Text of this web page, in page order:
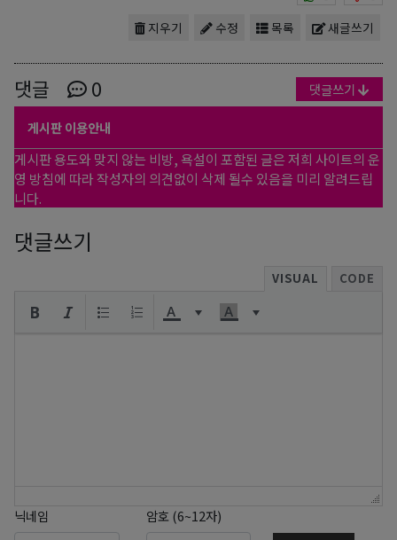
새글쓰기
목록
수정
지우기
댓글 0 댓글쓰기
게시판 이용안내
게시판 용도와 맞지 않는 비방, 욕설이 포함된 글은 저희 사이트의 운
영 방침에 따라 작성자의 의견없이 삭제 될수 있음을 미리 알려드립
니다.
댓글쓰기
VISUAL CODE
닉네임 암호 (6~12자)